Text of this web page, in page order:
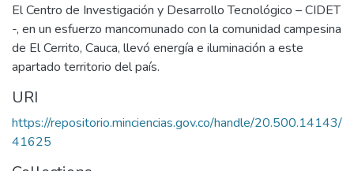
El Centro de Investigación y Desarrollo Tecnológico – CIDET
-, en un esfuerzo mancomunado con la comunidad campesina
de El Cerrito, Cauca, llevó energía e iluminación a este
apartado territorio del país.
URI
https://repositorio.minciencias.gov.co/handle/20.500.14143/
41625